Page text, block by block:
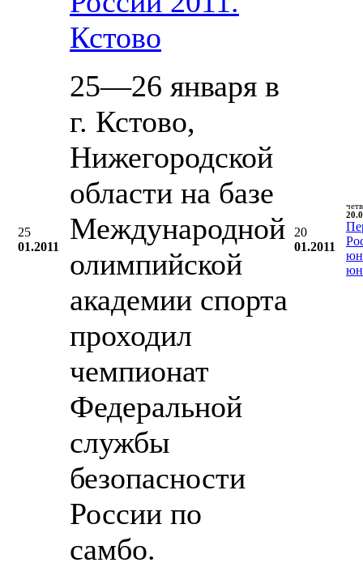
25
01.2011
Кстово
25—26 января в
г. Кстово,
Нижегородской
области на базе
Международной
олимпийской
академии спорта
проходил
чемпионат
Федеральной
службы
безопасности
России по
самбо.
20
01.2011